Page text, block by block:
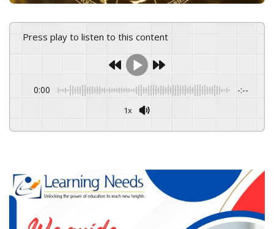
Press play to listen to this content
0:00 -:--
1x